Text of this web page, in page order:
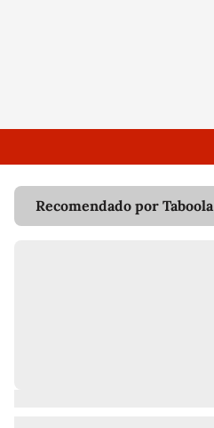
Recomendado por Taboola